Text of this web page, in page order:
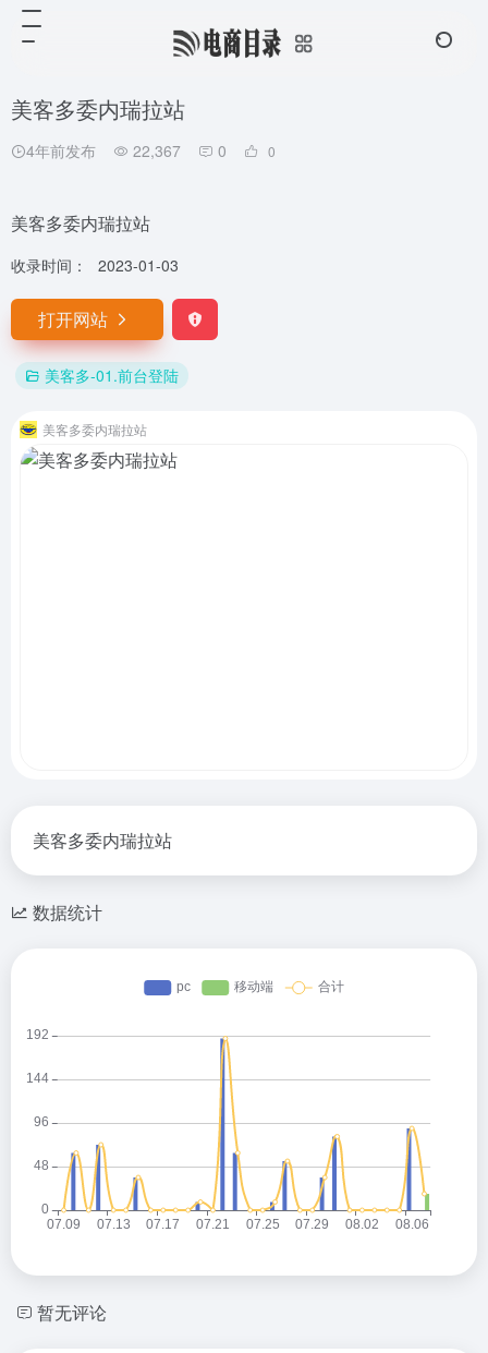
美客多委内瑞拉站
4年前发布 22,367 0 0
美客多委内瑞拉站
收录时间： 2023-01-03
打开网站
美客多-01.前台登陆
美客多委内瑞拉站
美客多委内瑞拉站
数据统计
暂无评论